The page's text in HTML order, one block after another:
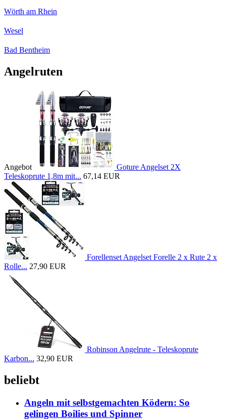
Wörth am Rhein
Wesel
Bad Bentheim
Angelruten
Angebot
Goture Angelset 2X
Teleskoprute 1,8m mit... 67,14 EUR
Forellenset Angelset Forelle 2 x Rute 2 x
Rolle... 27,90 EUR
Robinson Angelrute - Teleskoprute
Karbon... 32,90 EUR
beliebt
Angeln mit selbstgemachten Ködern: So
gelingen Boilies und Spinner